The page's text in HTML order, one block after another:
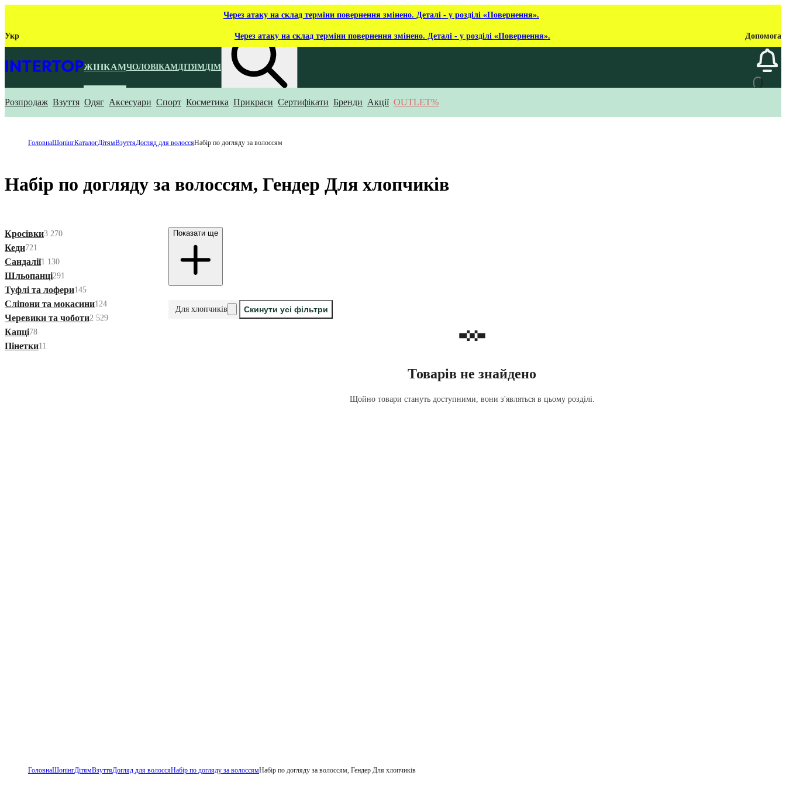
Через атаку на склад терміни повернення змінено. Деталі - у розділі «Повернення».
Укр Через атаку на склад терміни повернення змінено. Деталі - у розділі «Повернення». Допомога
ЖІНКАМЧОЛОВІКАМДІТЯМДІМ
Що ти шукаєш?
Розпродаж Взуття Одяг Аксесуари Спорт Косметика Прикраси Сертифікати Бренди Акції OUTLET%
ГоловнаШопінгКаталогДітямВзуттяДогляд для волоссяНабір по догляду за волоссям
Набір по догляду за волоссям, Гендер Для хлопчиків
Кросівки3 270
Кеди721
Сандалії1 130
Шльопанці291
Туфлі та лофери145
Сліпони та мокасини124
Черевики та чоботи2 529
Капці78
Пінетки11
Показати ще
Для хлопчиків Скинути усі фільтри
Товарів не знайдено
Щойно товари стануть доступними, вони з'являться в цьому розділі.
ГоловнаШопінгДітямВзуттяДогляд для волоссяНабір по догляду за волоссямНабір по догляду за волоссям, Гендер Для хлопчиків